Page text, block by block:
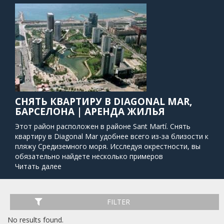
СНЯТЬ КВАРТИРУ В DIAGONAL MAR,
БАРСЕЛОНА | АРЕНДА ЖИЛЬЯ
Этот район расположен в районе Sant Martí. Снять
квартиру в Diagonal Mar удобнее всего из-за близости к
пляжу Средиземного моря. Исследуя окрестности, вы
обязательно найдете несколько примеров
современной архитектуры. В этом совершенно новом
Mar Centre Commercial. С этой точки вы можете легко
добраться до центра города на трамвае или метро.
Есть также несколько автобусов, которые быстро
Читать далее
FILTER
No results found.